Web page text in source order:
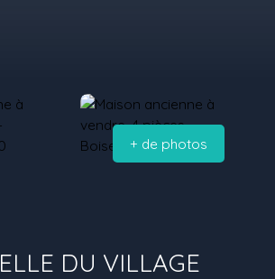
+ de photos
DU VILLAGE